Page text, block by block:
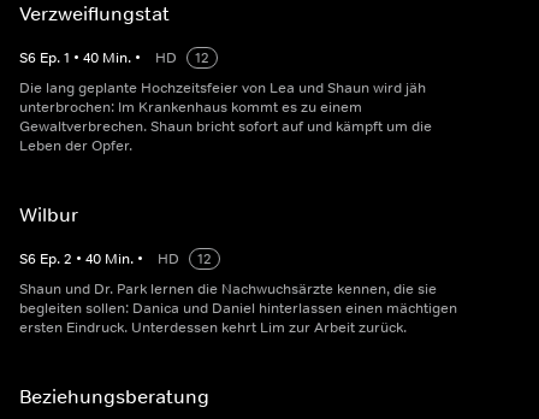
Verzweiflungstat
S6 Ep.1 • 40 Min. • HD
12
Die lang geplante Hochzeitsfeier von Lea und Shaun wird jäh
unterbrochen: Im Krankenhaus kommt es zu einem
Gewaltverbrechen. Shaun bricht sofort auf und kämpft um die
Leben der Opfer.
Wilbur
S6 Ep.2 • 40 Min. • HD
12
Shaun und Dr. Park lernen die Nachwuchsärzte kennen, die sie
begleiten sollen: Danica und Daniel hinterlassen einen mächtigen
ersten Eindruck. Unterdessen kehrt Lim zur Arbeit zurück.
Beziehungsberatung